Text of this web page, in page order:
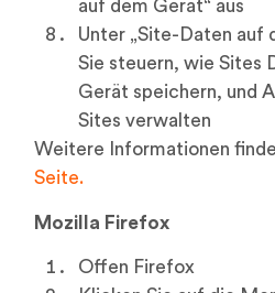
auf dem Gerät“ aus
Unter „Site-Daten auf
Sie steuern, wie Sites
Gerät speichern, und
Sites verwalten
Weitere Informationen
Seite.
Mozilla Firefox
Offen Firefox